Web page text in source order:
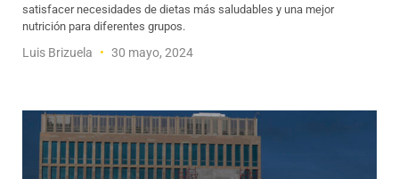
satisfacer necesidades de dietas más saludables y una mejor
nutrición para diferentes grupos.
Luis Brizuela 30 mayo, 2024